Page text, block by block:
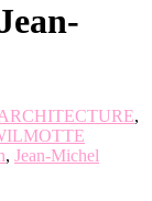
,
, Jean-Michel